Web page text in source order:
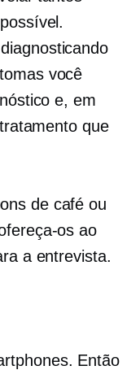
você
e, em
que
de café ou
os ao
a entrevista.
Então